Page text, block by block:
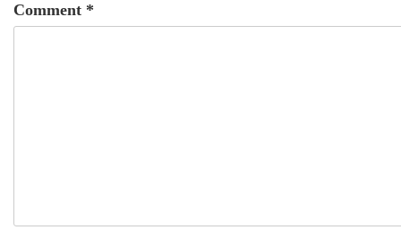
Comment *